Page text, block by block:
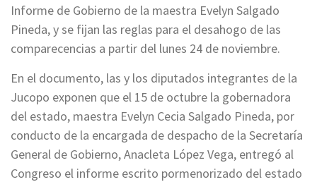
Informe de Gobierno de la maestra Evelyn Salgado
Pineda, y se fijan las reglas para el desahogo de las
comparecencias a partir del lunes 24 de noviembre.
En el documento, las y los diputados integrantes de la
Jucopo exponen que el 15 de octubre la gobernadora
del estado, maestra Evelyn Cecia Salgado Pineda, por
conducto de la encargada de despacho de la Secretaría
General de Gobierno, Anacleta López Vega, entregó al
Congreso el informe escrito pormenorizado del estado